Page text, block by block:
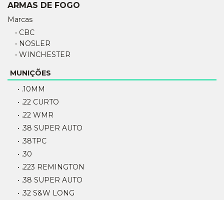
ARMAS DE FOGO
Marcas
• CBC
• NOSLER
• WINCHESTER
MUNIÇÕES
• .10MM
• .22 CURTO
• .22 WMR
• .38 SUPER AUTO
• .38TPC
• .30
• .223 REMINGTON
• .38 SUPER AUTO
• .32 S&W LONG